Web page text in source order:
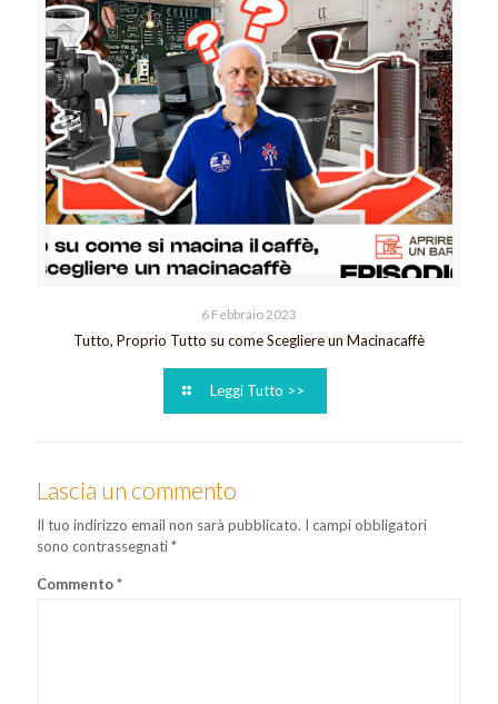
6 Febbraio 2023
Tutto, Proprio Tutto su come Scegliere un Macinacaffè
Leggi Tutto >>
Lascia un commento
Il tuo indirizzo email non sarà pubblicato. I campi obbligatori
sono contrassegnati*
Commento*